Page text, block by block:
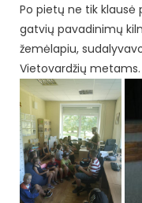
Po pietų ne tik klausė
gatvių pavadinimų
žemėlapiu,
Vietovardžių metams.